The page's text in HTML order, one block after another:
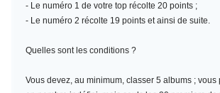
- Le numéro 1 de votre top récolte 20 points ;
- Le numéro 2 récolte 19 points et ainsi de suite.
Quelles sont les conditions ?
Vous devez, au minimum, classer 5 albums ; vous